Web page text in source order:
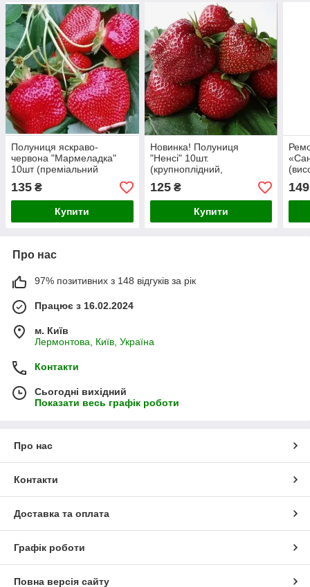
Полуниця яскраво-
червона "Мармеладка"
10шт (преміальний
ремонтантний сорт)
135 ₴
Купити
Новинка! Полуниця
"Ненсі" 10шт.
(крупноплідний,
ремонтантний сорт)
125₴
Купити
149
Про нас
97% позитивних з 148 відгуків за рік
Працює з 16.02.2024
м. Київ
Лермонтова, Київ, Україна
Контакти
Сьогодні вихідний
Показати весь графік роботи
Про нас
Контакти
Доставка та оплата
Графік роботи
Повна версія сайту